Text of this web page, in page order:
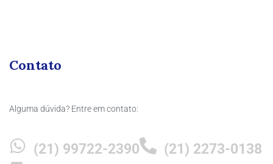
Contato
Alguma dúvida? Entre em contato:
(21) 99722-2390
(21) 2273-0138